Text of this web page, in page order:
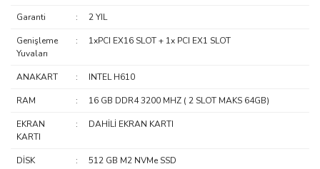
Garanti : 2 YIL
Genişleme
Yuvaları
: 1xPCI EX16 SLOT + 1x PCI EX1 SLOT
ANAKART : INTEL H610
RAM : 16 GB DDR4 3200 MHZ ( 2 SLOT MAKS 64GB)
EKRAN
KARTI
: DAHİLİ EKRAN KARTI
DİSK : 512 GB M2 NVMe SSD